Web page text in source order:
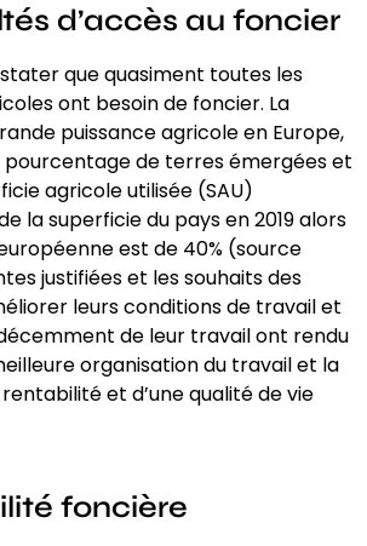
d’accès au foncier
que quasiment toutes les
ont besoin de foncier. La
puissance agricole en Europe,
de terres émergées et
agricole utilisée (SAU)
la superficie du pays en 2019 alors
est de 40% (source
justifiées et les souhaits des
leurs conditions de travail et
de leur travail ont rendu
organisation du travail et la
et d’une qualité de vie
foncière